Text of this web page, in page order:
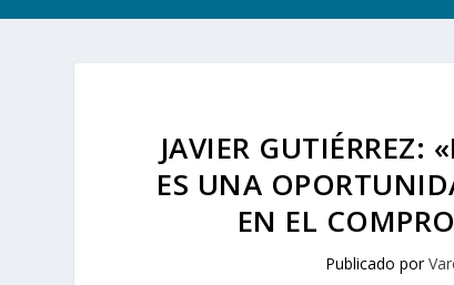
JAVIER
ES UNA
EN EL
Publicado por